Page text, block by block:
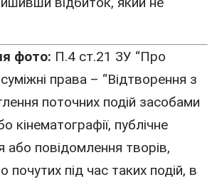
фото: П.4 ст.21 ЗУ “Про
права – “Відтворення з
поточних подій засобами
кінематографії, публічне
або повідомлення творів,
почутих під час таких подій, в